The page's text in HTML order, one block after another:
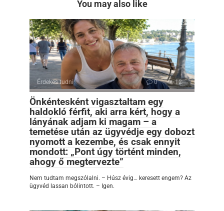
You may also like
Érdekes tudni 0 12
Önkéntesként vigasztaltam egy
haldokló férfit, aki arra kért, hogy a
lányának adjam ki magam – a
temetése után az ügyvédje egy dobozt
nyomott a kezembe, és csak ennyit
mondott: „Pont úgy történt minden,
ahogy ő megtervezte”
Nem tudtam megszólalni. – Húsz évig… keresett engem? Az
ügyvéd lassan bólintott. – Igen.